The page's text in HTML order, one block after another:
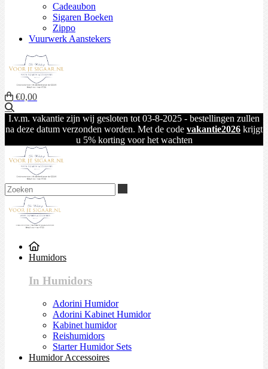
Cadeaubon
Sigaren Boeken
Zippo
Vuurwerk Aanstekers
€0,00
I.v.m. vakantie zijn wij gesloten tot 03-8-2025 - bestellingen zullen
na deze datum verzonden worden. Met de code vakantie2026 krijgt
u 5% korting voor het wachten
Humidors
In Humidors
Adorini Humidor
Adorini Kabinet Humidor
Kabinet humidor
Reishumidors
Starter Humidor Sets
Humidor Accessoires